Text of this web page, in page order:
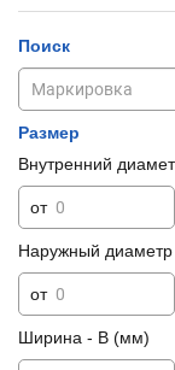
Поиск
Размер
Внутренний
от
Наружный
от
Ширина - B (мм)